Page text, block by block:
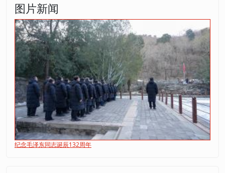
图片新闻
纪念毛泽东同志诞辰132周年